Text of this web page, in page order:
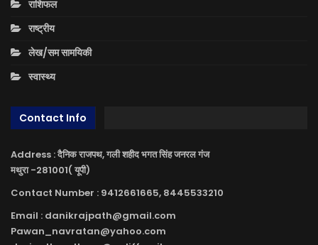
राशिफल
राष्ट्रीय
लेख/सम सामयिकी
स्वास्थ्य
Contact Info
Address : दैनिक राजपथ, गली शहीद भगत सिंह जनरल गंज
मथुरा -281001( यूपी)
Contact Number : 9412661665, 8445533210
Email : danikrajpath@gmail.com
Pawan_navratan@yahoo.com